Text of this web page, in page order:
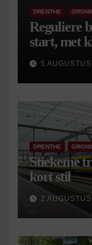
DRENTHE
Reguliere
start, met
5
DRENTHE
Stiekeme
kort stil
2